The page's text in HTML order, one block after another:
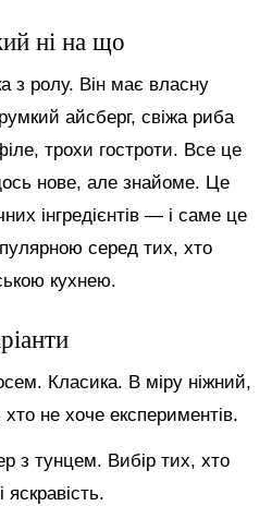
ні на що
з ролу. Він має власну
айсберг, свіжа риба
трохи гостроти. Все це
нове, але знайоме. Це
інгредієнтів — і саме це
серед тих, хто
кухнею.
Класика. В міру ніжний,
не хоче експериментів.
з тунцем. Вибір тих, хто